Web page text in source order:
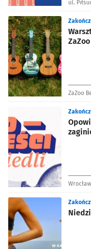
ul.
ZaZoo
ZaZoo